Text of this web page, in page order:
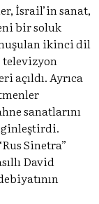
İsrail’in sanat,
bir soluk
ikinci dil
açıldı. Ayrıca
sanatlarını
Sinetra”
David